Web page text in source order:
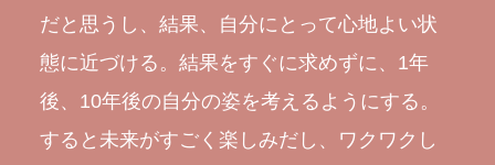
だと思うし、結果、自分にとって心地よい状
態に近づける。結果をすぐに求めずに、1年
後、10年後の自分の姿を考えるようにする。
すると未来がすごく楽しみだし、ワクワクし